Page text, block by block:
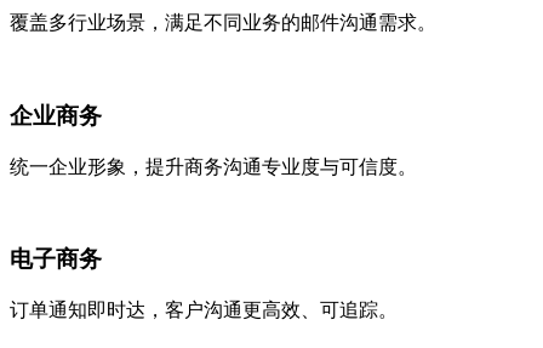
覆盖多行业场景，满足不同业务的邮件沟通需求。
企业商务
统一企业形象，提升商务沟通专业度与可信度。
电子商务
订单通知即时达，客户沟通更高效、可追踪。